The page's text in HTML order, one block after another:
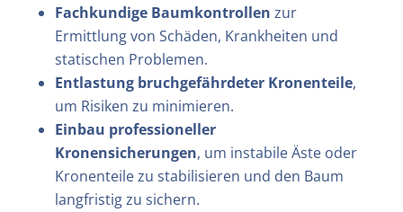
Fachkundige Baumkontrollen zur
Ermittlung von Schäden, Krankheiten und
statischen Problemen.
Entlastung bruchgefährdeter Kronenteile,
um Risiken zu minimieren.
Einbau professioneller
Kronensicherungen, um instabile Äste oder
Kronenteile zu stabilisieren und den Baum
langfristig zu sichern.